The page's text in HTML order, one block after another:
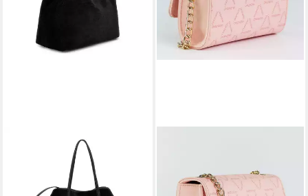
Umhängetasche GUESS
Shopper Victtoria Large Black
(1, 1-tlg., 1)
79,90 €
-26%